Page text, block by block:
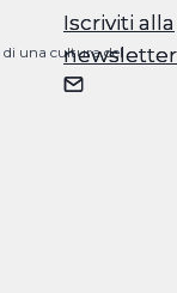
Iscriviti alla
newsletter
di una cultura del
Iscriviti alla
newsletter